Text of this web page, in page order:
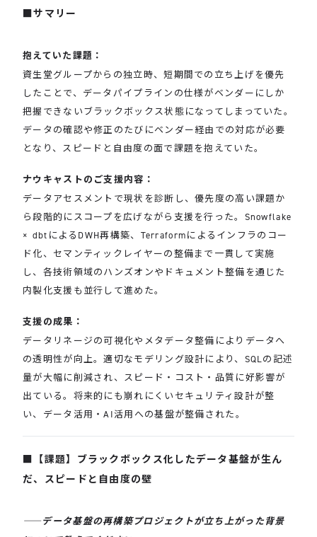
サマリー
抱えていた課題：
資生堂グループからの独立時、短期間での立ち上げを優先
したことで、データパイプラインの仕様がベンダーにしか
把握できないブラックボックス状態になってしまっていた。
データの確認や修正のたびにベンダー経由での対応が必要
となり、スピードと自由度の面で課題を抱えていた。
ナウキャストのご支援内容：
データアセスメントで現状を診断し、優先度の高い課題か
ら段階的にスコープを広げながら支援を行った。Snowflake
× dbtによるDWH再構築、Terraformによるインフラのコー
ド化、セマンティックレイヤーの整備まで一貫して実施
し、各技術領域のハンズオンやドキュメント整備を通じた
内製化支援も並行して進めた。
支援の成果：
データリネージの可視化やメタデータ整備によりデータへ
の透明性が向上。適切なモデリング設計により、SQLの記述
量が大幅に削減され、スピード・コスト・品質に好影響が
出ている。将来的にも崩れにくいセキュリティ設計が整
い、データ活用・AI活用への基盤が整備された。
【課題】ブラックボックス化したデータ基盤が生ん
だ、スピードと自由度の壁
――データ基盤の再構築プロジェクトが立ち上がった背景